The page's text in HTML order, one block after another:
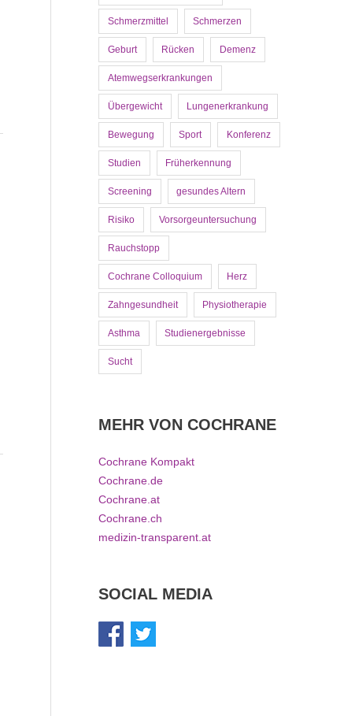
Schmerzmittel Schmerzen
Geburt Rücken Demenz
Atemwegserkrankungen
Übergewicht Lungenerkrankung
Bewegung Sport Konferenz
Studien Früherkennung
Screening gesundes Altern
Risiko Vorsorgeuntersuchung
Rauchstopp
Cochrane Colloquium Herz
Zahngesundheit Physiotherapie
Asthma Studienergebnisse
Sucht
MEHR VON COCHRANE
Cochrane Kompakt
Cochrane.de
Cochrane.at
Cochrane.ch
medizin-transparent.at
SOCIAL MEDIA